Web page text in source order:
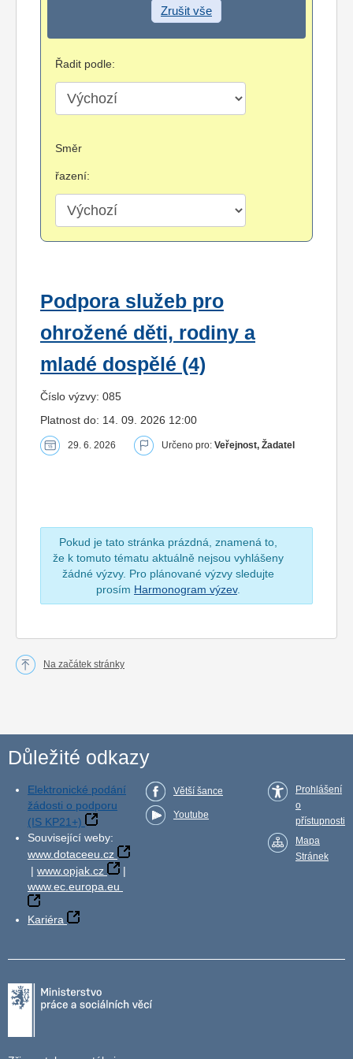
Zrušit vše
Řadit podle:
Směr
řazení:
Podpora služeb pro
ohrožené děti, rodiny a
mladé dospělé (4)
Číslo výzvy: 085
Platnost do: 14. 09. 2026 12:00
29. 6. 2026 Určeno pro: Veřejnost, Žadatel
Pokud je tato stránka prázdná, znamená to,
že k tomuto tématu aktuálně nejsou vyhlášeny
žádné výzvy. Pro plánované výzvy sledujte
prosím Harmonogram výzev.
Na začátek stránky
Důležité odkazy
Elektronické podání
žádosti o podporu
(IS KP21+)
Související weby:
www.dotaceeu.cz
| www.opjak.cz
|
www.ec.europa.eu
Kariéra
Větší šance
Youtube
Prohlášení
o
přístupnosti
Mapa
Stránek